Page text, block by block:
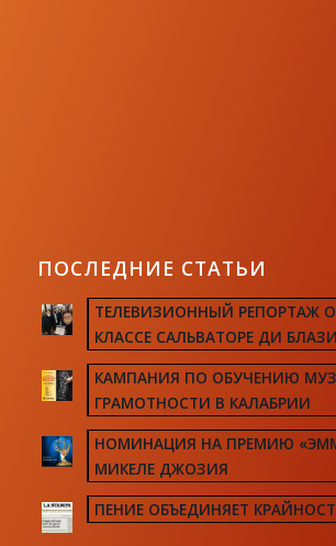
ПОСЛЕДНИЕ СТАТЬИ
ТЕЛЕВИЗИОННЫЙ РЕПОРТАЖ
КЛАССЕ САЛЬВАТОРЕ ДИ БЛАЗИ
КАМПАНИЯ ПО ОБУЧЕНИЮ
ГРАМОТНОСТИ В КАЛАБРИИ
НОМИНАЦИЯ НА ПРЕМИЮ
МИКЕЛЕ ДЖОЗИЯ
ПЕНИЕ ОБЪЕДИНЯЕТ